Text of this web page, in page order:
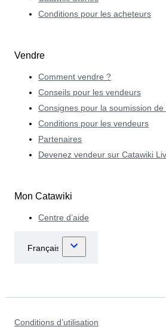
Conditions pour les acheteurs
Vendre
Comment vendre ?
Conseils pour les vendeurs
Consignes pour la soumission de
Conditions pour les vendeurs
Partenaires
Devenez vendeur sur Catawiki
Mon Catawiki
Centre d’aide
Conditions d’utilisation